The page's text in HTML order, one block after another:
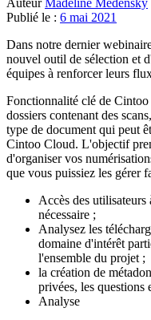
Publié le : 6 mai 2021
Dans notre dernier
nouvel outil de sélection et
équipes à renforcer leurs
Fonctionnalité clé de
dossiers contenant des
type de document qui peut
Cintoo Cloud. L'objectif
d'organiser vos
que vous puissiez les gérer
Accès des utilisateurs
nécessaire ;
Analysez les
domaine d'intérêt
l'ensemble du projet ;
la création de
privées, les questions
Analyse